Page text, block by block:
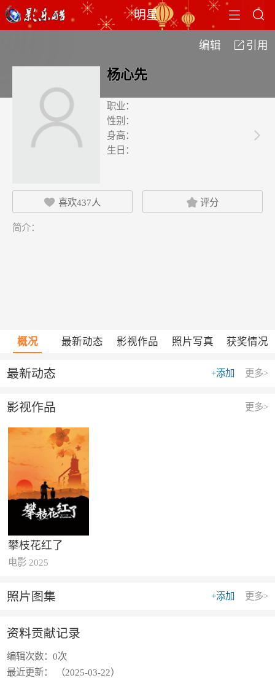
 
明星
编辑  引用
杨心先
职业：
性别：
身高：
生日：

 喜欢437人  评分
简介：
概况 最新动态 影视作品 照片写真 获奖情况
更多>
+添加
最新动态
更多>
影视作品
攀枝花红了
电影 2025
更多>
+添加
照片图集
资料贡献记录
编辑次数：0次
最近更新：
（2025-03-22）